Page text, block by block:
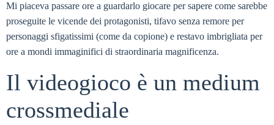
Mi piaceva passare ore a guardarlo giocare per sapere come sarebbe
proseguite le vicende dei protagonisti, tifavo senza remore per
personaggi sfigatissimi (come da copione) e restavo imbrigliata per
ore a mondi immaginifici di straordinaria magnificenza.
Il videogioco è un medium
crossmediale